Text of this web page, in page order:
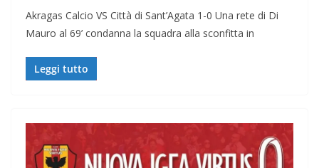
Akragas Calcio VS Città di Sant’Agata 1-0 Una rete di Di
Mauro al 69’ condanna la squadra alla sconfitta in
Leggi tutto